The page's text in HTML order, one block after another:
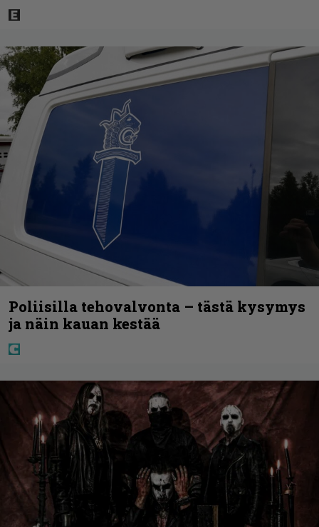
Poliisilla tehovalvonta – tästä kysymys
ja näin kauan kestää